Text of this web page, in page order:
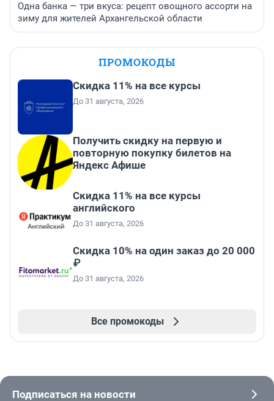
Одна банка — три вкуса: рецепт овощного ассорти на
зиму для жителей Архангельской области
ПРОМОКОДЫ
Скидка 11% на все курсы
До 31 августа, 2026
Получить скидку на первую и
повторную покупку билетов на
Яндекс Афише
Скидка 11% на все курсы
английского
До 31 августа, 2026
Скидка 10% на один заказ до 20 000
₽
До 31 августа, 2026
Все промокоды
Подписаться на новости